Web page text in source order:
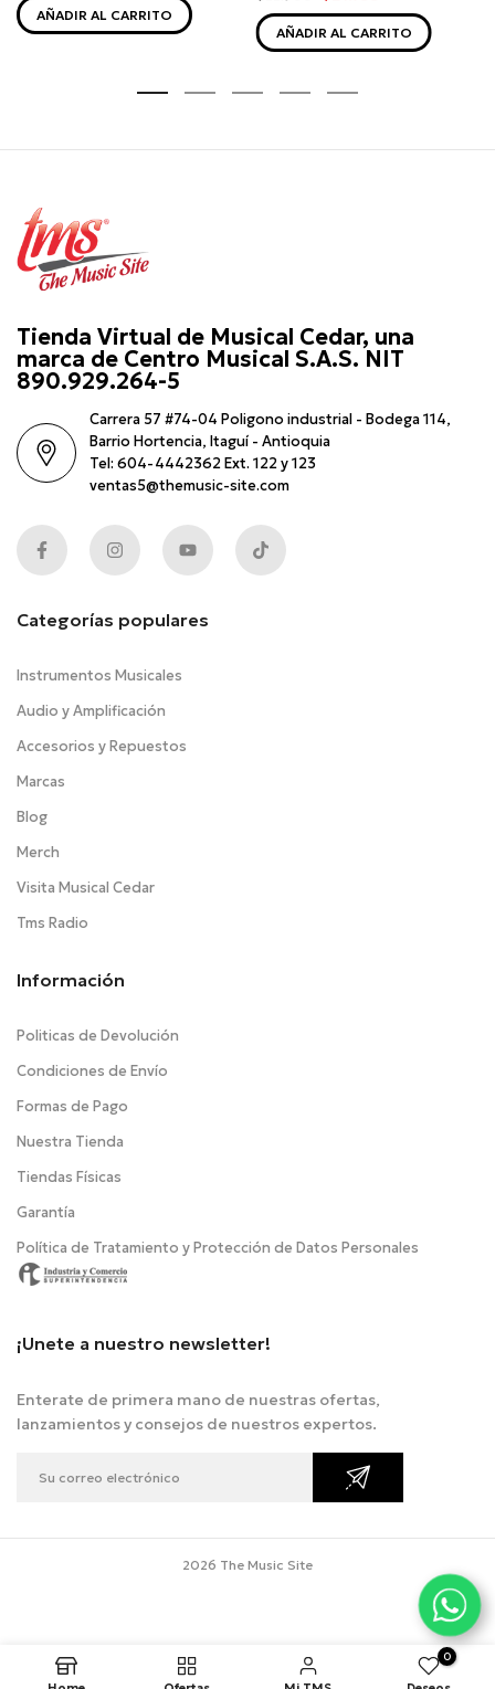
AÑADIR AL CARRITO
AÑADIR AL CARRITO
Tienda Virtual de Musical Cedar, una
marca de Centro Musical S.A.S. NIT
890.929.264-5
Carrera 57 #74-04 Poligono industrial - Bodega 114,
Barrio Hortencia, Itaguí - Antioquia
Tel: 604-4442362 Ext. 122 y 123
ventas5@themusic-site.com
Categorías populares
Instrumentos Musicales
Audio y Amplificación
Accesorios y Repuestos
Marcas
Blog
Merch
Visita Musical Cedar
Tms Radio
Información
Politicas de Devolución
Condiciones de Envío
Formas de Pago
Nuestra Tienda
Tiendas Físicas
Garantía
Política de Tratamiento y Protección de Datos Personales
¡Unete a nuestro newsletter!
Enterate de primera mano de nuestras ofertas,
lanzamientos y consejos de nuestros expertos.
2026 The Music Site
0